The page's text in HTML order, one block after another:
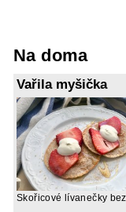
Na doma
Vařila myšička
Skořicové lívanečky